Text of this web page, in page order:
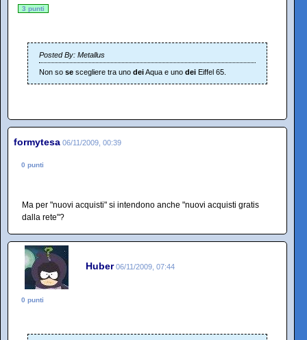
3 punti
Posted By: Metallus
Non so se scegliere tra uno deiAqua e uno dei Eiffel 65.
formytesa 06/11/2009, 00:39
0 punti
Ma per "nuovi acquisti" si intendono anche "nuovi acquisti gratis
dalla rete"?
Huber 06/11/2009, 07:44
0 punti